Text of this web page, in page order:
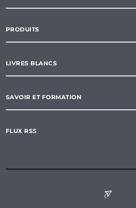
PRODUITS
LIVRES BLANCS
SAVOIR ET FORMATION
FLUX RSS